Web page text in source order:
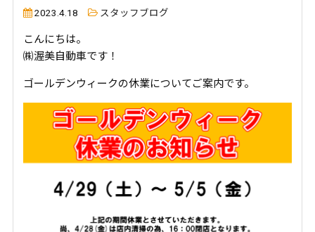
2023.4.18 スタッフブログ
こんにちは。
㈱渥美自動車です！
ゴールデンウィークの休業についてご案内です。